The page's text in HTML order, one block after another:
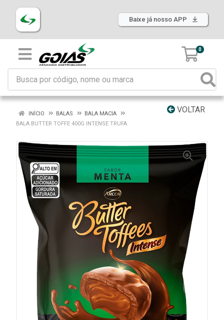
Baixe já nosso APP
0
VOLTAR
INÍCIO BALAS
BALA MACIA
BALA BUTTER TOFFE 400G INTENSE TRUFA